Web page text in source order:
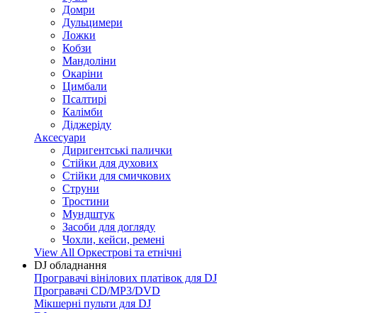
Домри
Дульцимери
Ложки
Кобзи
Мандоліни
Окаріни
Цимбали
Псалтирі
Калімби
Діджеріду
Аксесуари
Диригентські палички
Стійки для духових
Стійки для смичкових
Струни
Тростини
Мундштук
Засоби для догляду
Чохли, кейси, ремені
View All Оркестрові та етнічні
DJ обладнання
Програвачі вінілових платівок для DJ
Програвачі CD/MP3/DVD
Мікшерні пульти для DJ